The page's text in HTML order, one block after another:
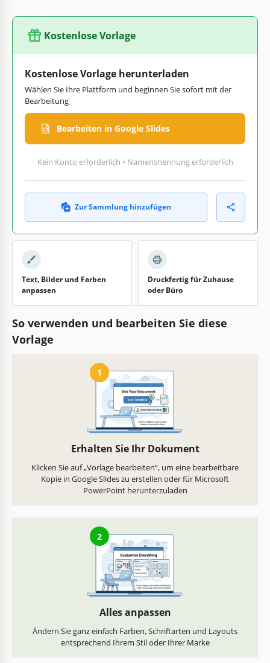
Kostenlose Vorlage
Kostenlose Vorlage herunterladen
Wählen Sie Ihre Plattform und beginnen Sie sofort mit der
Bearbeitung
Bearbeiten in Google Slides
Kein Konto erforderlich • Namensnennung erforderlich
Zur Sammlung hinzufügen
Text, Bilder und Farben
anpassen
Druckfertig für Zuhause
oder Büro
So verwenden und bearbeiten Sie diese
Vorlage
1
Erhalten Sie Ihr Dokument
Klicken Sie auf „Vorlage bearbeiten“, um eine bearbeitbare
Kopie in Google Slides zu erstellen oder für Microsoft
PowerPoint herunterzuladen
2
Alles anpassen
Ändern Sie ganz einfach Farben, Schriftarten und Layouts
entsprechend Ihrem Stil oder Ihrer Marke